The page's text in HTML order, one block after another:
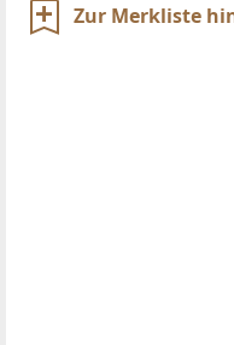
Zur Merkliste